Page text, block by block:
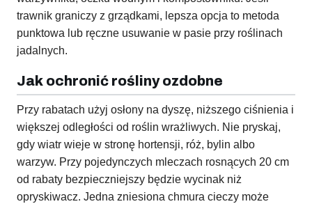
trawnik graniczy z grządkami, lepsza opcja to metoda
punktowa lub ręczne usuwanie w pasie przy roślinach
jadalnych.
Jak ochronić rośliny ozdobne
Przy rabatach użyj osłony na dyszę, niższego ciśnienia i
większej odległości od roślin wrażliwych. Nie pryskaj,
gdy wiatr wieje w stronę hortensji, róż, bylin albo
warzyw. Przy pojedynczych mleczach rosnących 20 cm
od rabaty bezpieczniejszy będzie wycinak niż
opryskiwacz. Jedna zniesiona chmura cieczy może